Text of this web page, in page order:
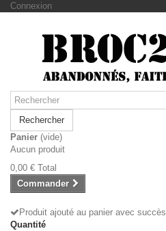
Connexion
Rechercher
Panier (vide)
Aucun produit
0,00 € Total
Commander
Produit ajouté au panier avec succès
Quantité